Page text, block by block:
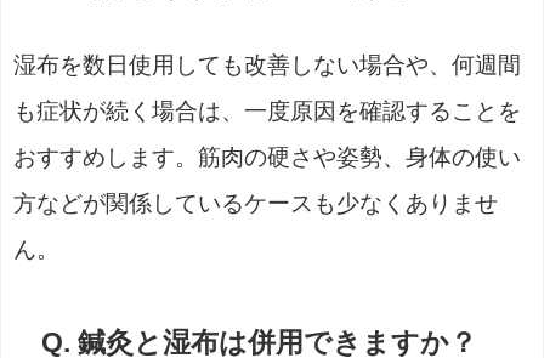
湿布を数日使用しても改善しない場合や、何週間
も症状が続く場合は、一度原因を確認することを
おすすめします。筋肉の硬さや姿勢、身体の使い
方などが関係しているケースも少なくありませ
ん。
Q. 鍼灸と湿布は併用できますか？